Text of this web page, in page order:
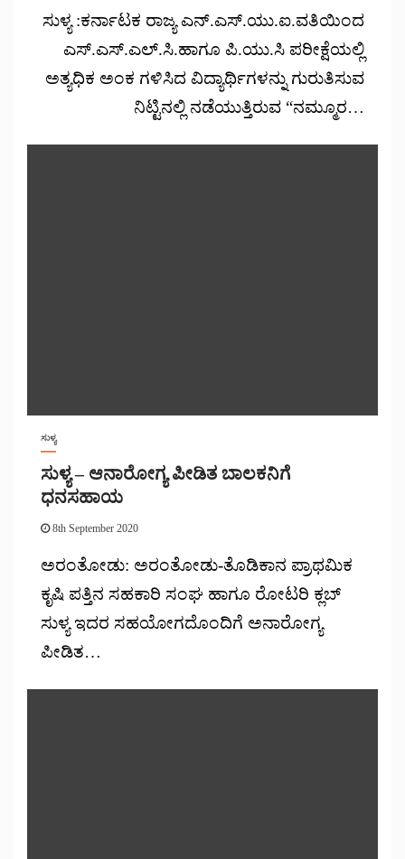
ಸುಳ್ಯ :ಕರ್ನಾಟಕ ರಾಜ್ಯ ಎನ್.ಎಸ್.ಯು.ಐ.ವತಿಯಿಂದ
ಎಸ್.ಎಸ್.ಎಲ್.ಸಿ.ಹಾಗೂ ಪಿ.ಯು.ಸಿ ಪರೀಕ್ಷೆಯಲ್ಲಿ
ಅತ್ಯಧಿಕ ಅಂಕ ಗಳಿಸಿದ ವಿದ್ಯಾರ್ಥಿಗಳನ್ನು ಗುರುತಿಸುವ
ನಿಟ್ಟಿನಲ್ಲಿ ನಡೆಯುತ್ತಿರುವ “ನಮ್ಮೂರ…
ಸುಳ್ಯ
ಸುಳ್ಯ – ಆನಾರೋಗ್ಯ ಪೀಡಿತ ಬಾಲಕನಿಗೆ
ಧನಸಹಾಯ
8th September 2020
ಅರಂತೋಡು: ಅರಂತೋಡು-ತೊಡಿಕಾನ ಪ್ರಾಥಮಿಕ
ಕೃಷಿ ಪತ್ತಿನ ಸಹಕಾರಿ ಸಂಘ ಹಾಗೂ ರೋಟರಿ ಕ್ಲಬ್
ಸುಳ್ಯ ಇದರ ಸಹಯೋಗದೊಂದಿಗೆ ಅನಾರೋಗ್ಯ
ಪೀಡಿತ…